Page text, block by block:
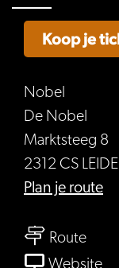
Nobel
De Nobel
Marktsteeg 8
2312 CS
Plan je route
Routenaar
Jawat!
Websitevan
Koop je